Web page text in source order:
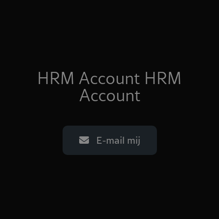
HRM Account HRM
Account
E-mail mij